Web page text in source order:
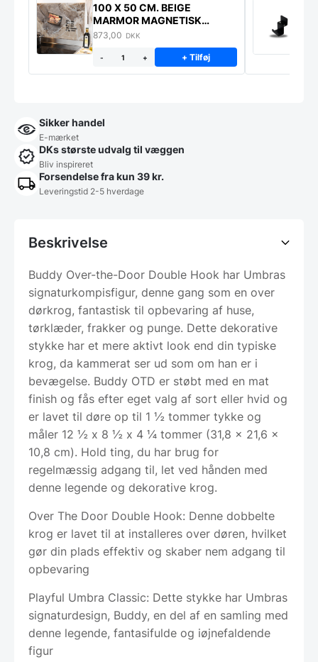
100 X 50 CM. BEIGE
MARMOR MAGNETISK
STÆNKPLADE
873,00 DKK
- + + Tilføj
Sikker handel
E-mærket
DKs største udvalg til væggen
Bliv inspireret
Forsendelse fra kun 39 kr.
Leveringstid 2-5 hverdage
Beskrivelse
Buddy Over-the-Door Double Hook har Umbras
signaturkompisfigur, denne gang som en over
dørkrog, fantastisk til opbevaring af huse,
tørklæder, frakker og punge. Dette dekorative
stykke har et mere aktivt look end din typiske
krog, da kammerat ser ud som om han er i
bevægelse. Buddy OTD er støbt med en mat
finish og fås efter eget valg af sort eller hvid og
er lavet til døre op til 1 ½ tommer tykke og
måler 12 ½ x 8 ½ x 4 ¼ tommer (31,8 x 21,6 x
10,8 cm). Hold ting, du har brug for
regelmæssig adgang til, let ved hånden med
denne legende og dekorative krog.
Over The Door Double Hook: Denne dobbelte
krog er lavet til at installeres over døren, hvilket
gør din plads effektiv og skaber nem adgang til
opbevaring
Playful Umbra Classic: Dette stykke har Umbras
signaturdesign, Buddy, en del af en samling med
denne legende, fantasifulde og iøjnefaldende
figur